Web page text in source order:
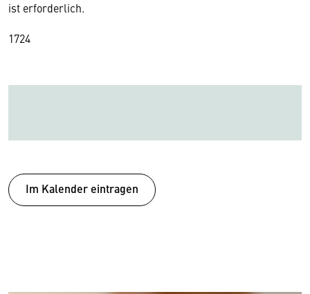
ist erforderlich.
1724
Im Kalender eintragen